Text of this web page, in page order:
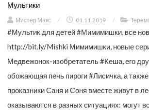
Мультики
Мистер Макс / 01.11.2019 /
#Мультик для детей #Мимимишки, все
http://bit.ly/Mishki Мимимишки, новые
Медвежонок-изобретатель #Кеша, его
обожающая печь пироги #Лисичка, а
проказники Саня и Соня вместе живут в
оказываются в разных ситуациях: могут